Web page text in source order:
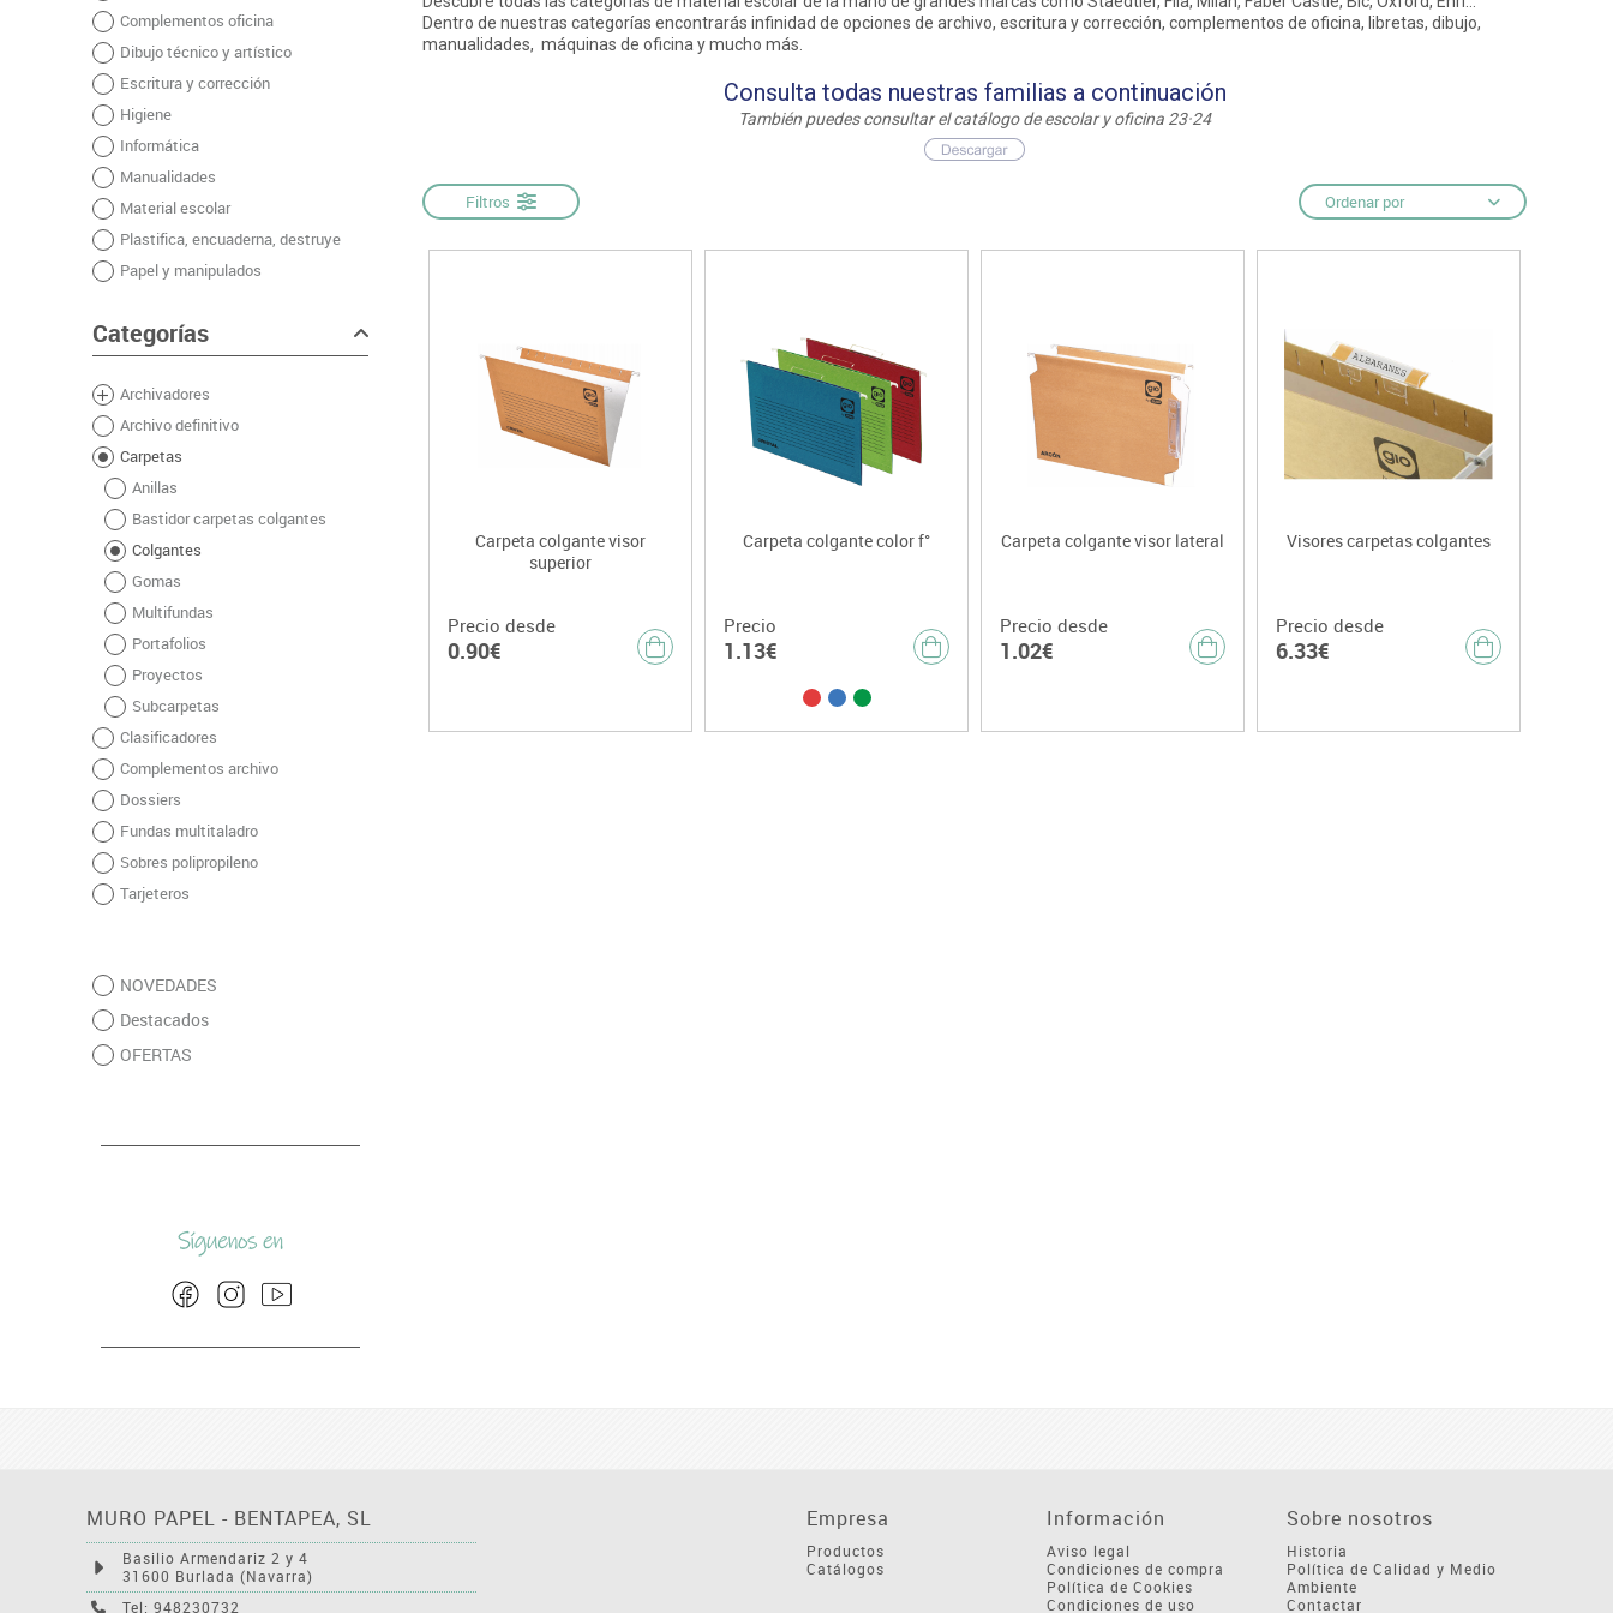
Informática
Manualidades
Material escolar
Plastifica, encuaderna, destruye
Papel y manipulados
Juegos heurísticos
Juegos de mesa
Primeras edades
Psicomotricidad
Pizarras, vitrinas y expositores
Sillas, bancos y taburetes
Deportes raqueta
Entrenamiento
Protección deportivaMonitores interactivos
Pantallas de proyección
Soportes
Videoproyección
Complementos oficina
Dibujo técnico y artístico
Escritura y corrección
Higiene
Informática
Manualidades
Material escolar
Plastifica, encuaderna, destruye
Papel y manipulados
Categorías
Archivadores
Archivo definitivo
Carpetas
Anillas
Bastidor carpetas colgantes
Colgantes
Gomas
Multifundas
Portafolios
Proyectos
Subcarpetas
Clasificadores
Complementos archivo
Dossiers
Fundas multitaladro
Sobres polipropileno
Tarjeteros
NOVEDADES
Destacados
OFERTAS
Dentro de nuestras categorías encontrarás infinidad de opciones de archivo, escritura y corrección, complementos de oficina, libretas, dibujo,
manualidades, máquinas de oficina y mucho más.
Consulta todas nuestras familias a continuación
También puedes consultar el catálogo de escolar y oficina 23·24
Filtros Ordenar por
Carpeta colgante visor
superior
Precio desde
0.90€
Carpeta colgante color f°
Precio
1.13€
Carpeta colgante visor lateral
Precio desde
1.02€
Visores carpetas colgantes
Precio desde
6.33€
MURO PAPEL - BENTAPEA, SL
Basilio Armendariz 2 y 4
31600 Burlada (Navarra)
Tel: 948230732
Empresa
Productos
Catálogos
Información
Aviso legal
Condiciones de compra
Política de Cookies
Condiciones de uso
Sobre nosotros
Historia
Política de Calidad y Medio
Ambiente
Contactar